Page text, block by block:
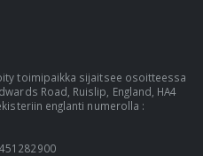
toimipaikka sijaitsee osoitteessa
Road, Ruislip, England, HA4
englanti numerolla :